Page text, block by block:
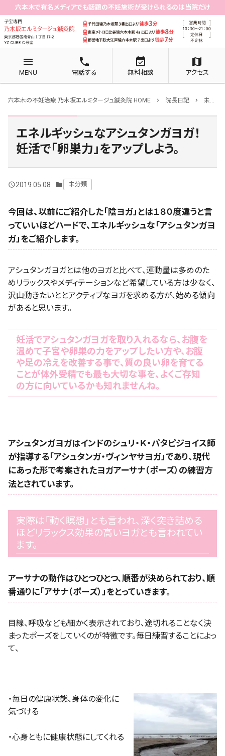
六本木で有名メディアでも話題の不妊施術が受けられるのは当院だけ
menu
MENU
phone
電話する
event_available
無料相談
map
アクセス
六本木の不妊治療 乃木坂エルミタージュ鍼灸院 HOME chevron_right 院長日記 chevron_right 未分類
エネルギッシュなアシュタンガヨガ！
妊活で「卵巣力」をアップしよう。
query_builder2019.05.08 folder 未分類
今回は、以前にご紹介した「陰ヨガ」とは１８０度違うと言
っていいほどハードで、エネルギッシュな「アシュタンガヨ
ガ」をご紹介します。
アシュタンガヨガとは他のヨガと比べて、運動量は多めのた
めリラックスやメディテーションなど希望している方は少なく、
沢山動きたいととアクティブなヨガを求める方が、始める傾向
があると思います。
妊活でアシュタンガヨガを取り入れるなら、お腹を
温めて子宮や卵巣の力をアップしたい方や、お腹
や足の冷えを改善する事で、質の良い卵を育てる
ことが体外受精でも最も大切な事を、よくご存知
の方に向いているかも知れませんね。
アシュタンガヨガはインドのシュリ・Ｋ・パタピジョイス師
が指導する「アシュタンガ・ヴィンヤサヨガ」であり、現代
にあった形で考案されたヨガアーサナ（ポーズ）の練習方
法とされています。
実際は「動く瞑想」とも言われ、深く突き詰める
ほどリラックス効果の高いヨガとも言われてい
ます。
アーサナの動作はひとつひとつ、順番が決められており、順
番通りに「アサナ（ポーズ）」をとっていきます。
目線、呼吸なども細かく表示されており、途切れることなく決
まったポーズをしていくのが特徴です。毎日練習することによっ
て、
・毎日の健康状態、身体の変化に
気づける
・心身ともに健康状態にしてくれる